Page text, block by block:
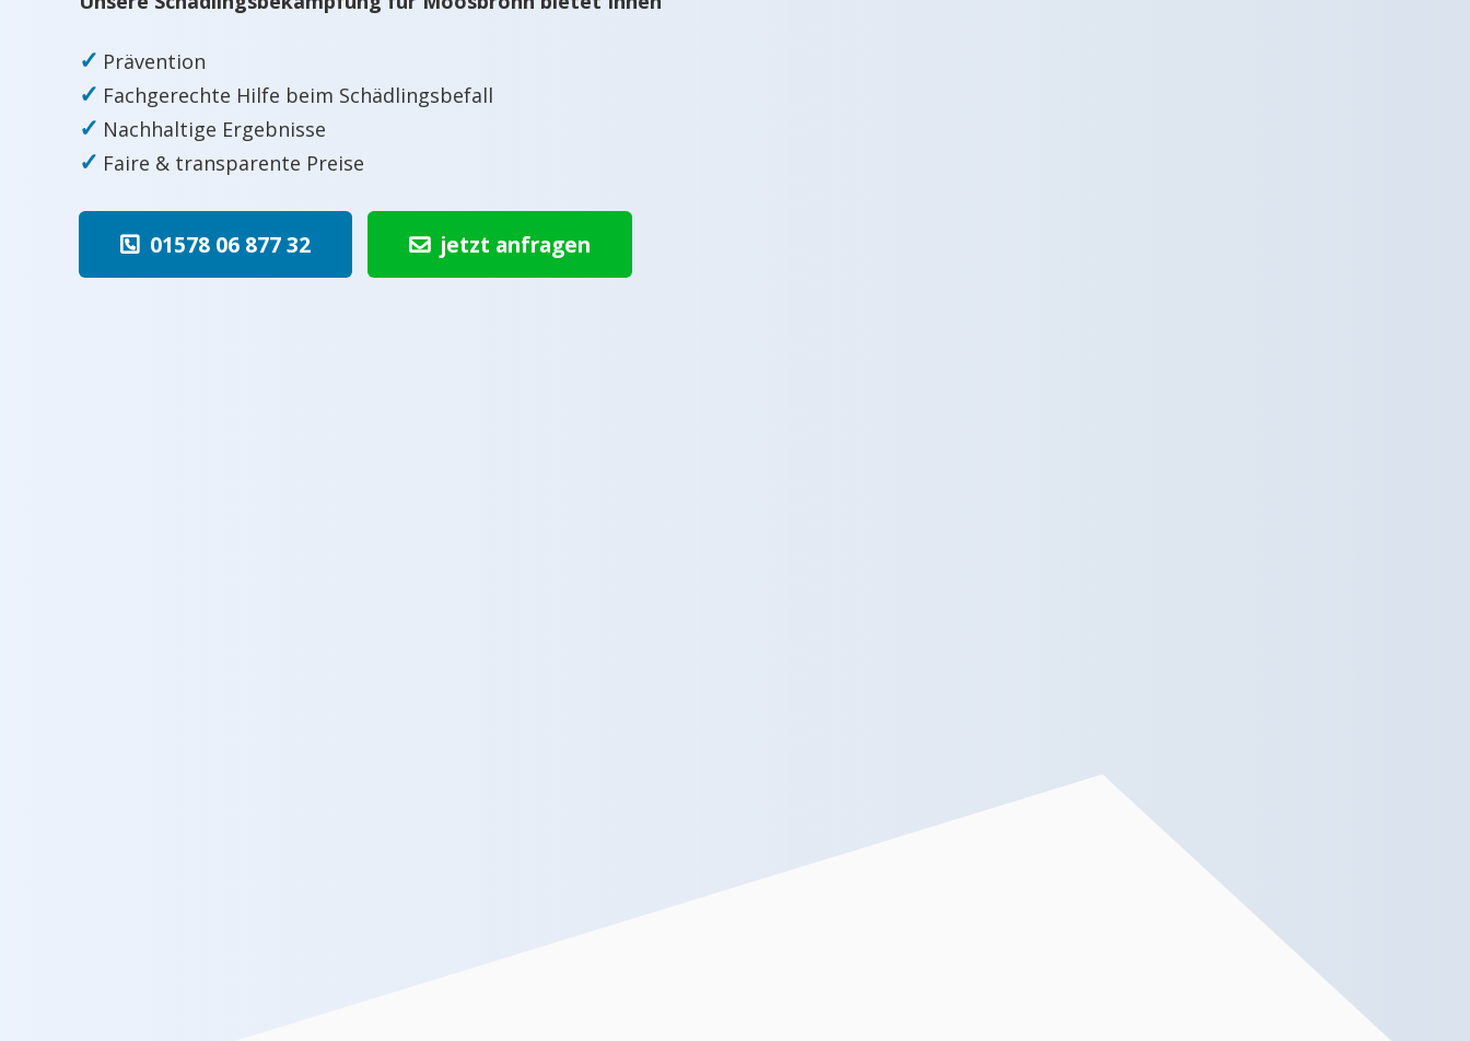
✓ Prävention
✓ Fachgerechte Hilfe beim Schädlingsbefall
✓ Nachhaltige Ergebnisse
✓ Faire & transparente Preise
01578 06 877 32 jetzt anfragen